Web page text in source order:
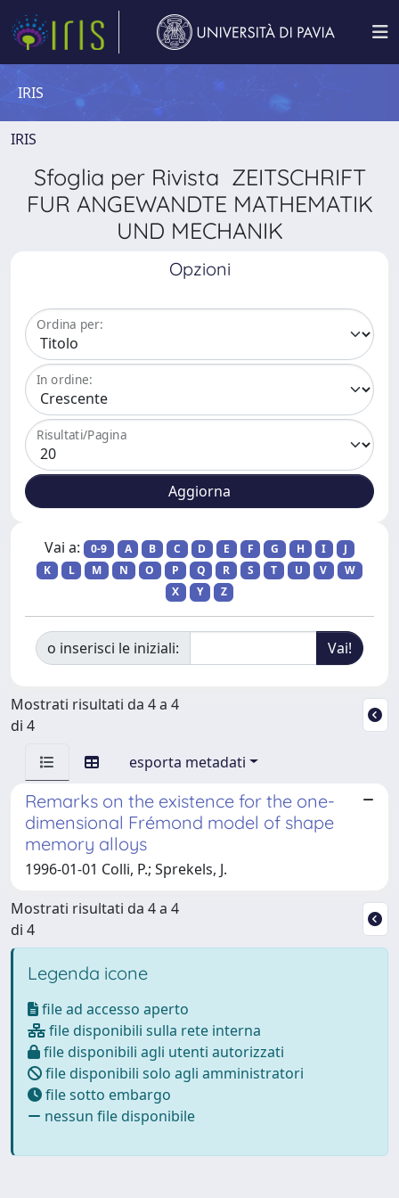
IRIS
IRIS
Sfoglia per Rivista ZEITSCHRIFT
FUR ANGEWANDTE MATHEMATIK
UND MECHANIK
Opzioni
Ordina per:
In ordine:
Risultati/Pagina
Vai a: 0-9 A B C D E F G H I
J
K
L M N O P Q R S T U V
W
X
Y Z
o inserisci le iniziali:
Mostrati risultati da 4 a 4
di 4
esporta metadati
Remarks on the existence for the one-
dimensional Frémond model of shape
memory alloys
1996-01-01 Colli, P.; Sprekels, J.
Mostrati risultati da 4 a 4
di 4
Legenda icone
file ad accesso aperto
file disponibili sulla rete interna
file disponibili agli utenti autorizzati
file disponibili solo agli amministratori
file sotto embargo
nessun file disponibile